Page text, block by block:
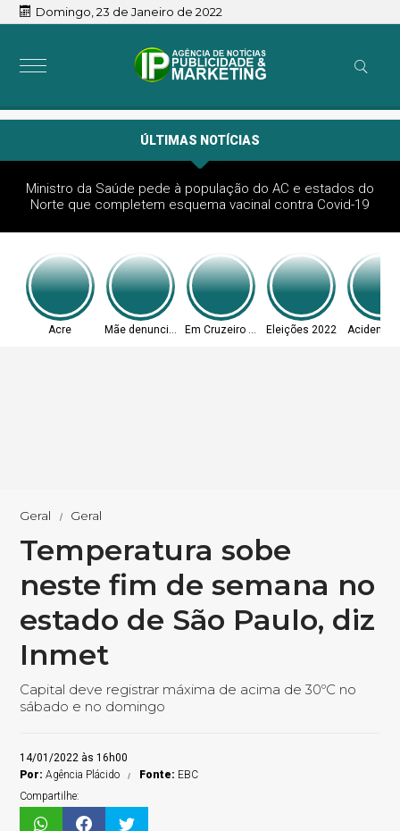
Domingo, 23 de Janeiro de 2022
ÚLTIMAS NOTÍCIAS
Ministro da Saúde pede à população do AC e estados do
Norte que completem esquema vacinal contra Covid-19
Acre Mãe denunciou Em Cruzeiro do SulEleições 2022 Acidente
Geral Geral
Temperatura sobe
neste fim de semana no
estado de São Paulo, diz
Inmet
Capital deve registrar máxima de acima de 30ºC no
sábado e no domingo
14/01/2022 às 16h00
Por: Agência Plácido Fonte: EBC
Compartilhe: